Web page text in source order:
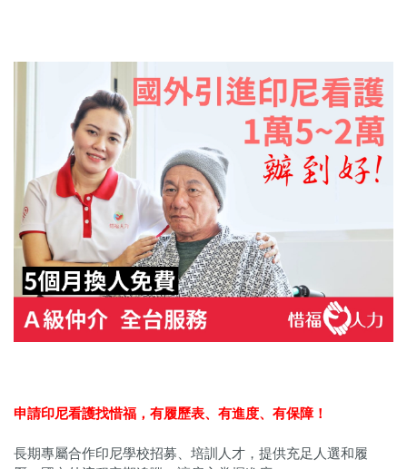
申請印尼看護找惜福， 有履歷表、有進度、有保障！
長期專屬合作印尼學校招募、培訓人才，提供充足人選和履